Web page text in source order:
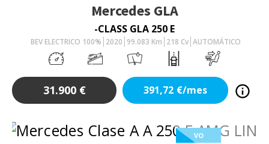
Mercedes GLA
-CLASS GLA 250 E
BEV ELECTRICO 100% 2020 99.083 Km 218 Cv AUTOMÁTICO
31.900 € 391,72 €/mes
VO